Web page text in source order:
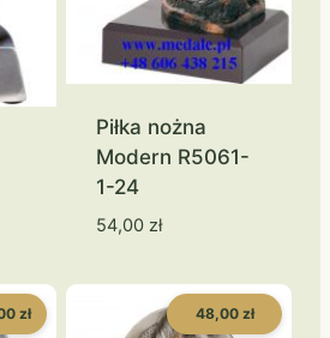
Piłka nożna
Modern R5061-
1-24
54,00 zł
zł 48,00 zł